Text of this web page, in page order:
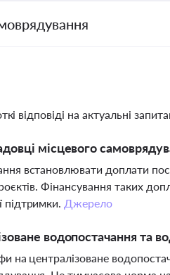
відповіді на актуальні
місцевого
встановлювати доплати
Фінансування таких
підтримки. Джерело
водопостачання та
на централізоване